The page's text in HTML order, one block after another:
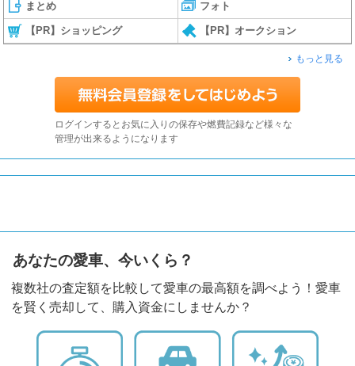
まとめ フォト
【PR】ショッピング 【PR】オークション
もっと見る
ログインするとお気に入りの保存や燃費記録など様々な
管理が出来るようになります
あなたの愛車、今いくら？
複数社の査定額を比較して愛車の最高額を調べよう！愛車
を賢く売却して、購入資金にしませんか？